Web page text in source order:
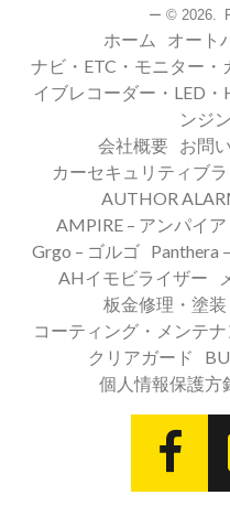
ー © 2026.
ホーム オート
ナビ・ETC・モニター
イブレコーダー・LED
ンジ
会社概要
お問
カーセキュリティブ
AUTHOR
AMPIRE – アンパイア
Grgo – ゴルゴ
Panthera
AHイモビライザー
板金修理・塗装
コーティング・メンテナ
クリアガード
個人情報保護方